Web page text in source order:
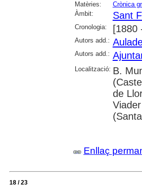
Matèries: Crònica
Àmbit:
Sant
Cronologia: [1880
Autors add.:
Autors add.:
Localització: B.
de
Enllaç
18 / 23